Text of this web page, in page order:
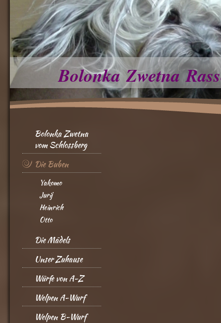
Bolonka Zwetna
Bolonka Zwetna
vom Schlossberg
Die Buben
Yakomo
Jurij
Heinrich
Otto
Die Mädels
Unser Zuhause
Würfe von A-Z
Welpen A-Wurf
Welpen B-Wurf